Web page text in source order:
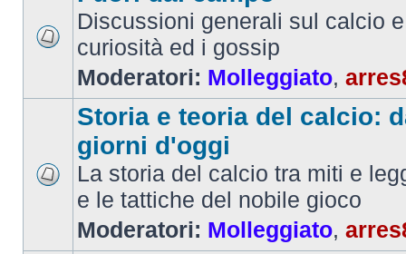
Discussioni generali sul calcio
curiosità ed i gossip
Moderatori: Molleggiato,
Storia e teoria del calcio:
giorni d'oggi
La storia del calcio tra miti e
e le tattiche del nobile gioco
Moderatori: Molleggiato,